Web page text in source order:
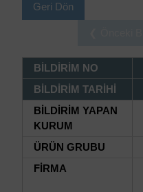
Geri Dön
BİLDİRİM NO
BİLDİRİM TARİHİ
BİLDİRİM YAPAN
KURUM
ÜRÜN GRUBU
FİRMA